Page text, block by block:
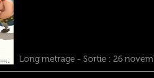
Long metrage - Sortie : 26